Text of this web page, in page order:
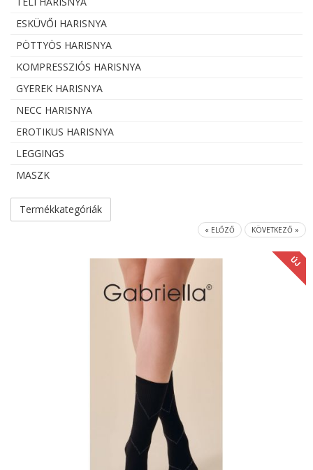
ESKÜVŐI HARISNYA
PÖTTYÖS HARISNYA
KOMPRESSZIÓS HARISNYA
GYEREK HARISNYA
NECC HARISNYA
EROTIKUS HARISNYA
LEGGINGS
MASZK
Termékkategóriák
« ELŐZŐ KÖVETKEZŐ »
ÚJ